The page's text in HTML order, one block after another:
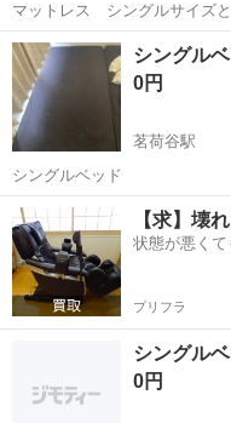
マットレス シングルサイズ
き取りに来て頂けると助かり
東京 文京区 茗荷谷駅
シングル
0円
茗荷谷駅
シングルベッド
東京 文京区 茗荷谷駅
【求】壊
状態が悪く
プリフラ
シングル
0円